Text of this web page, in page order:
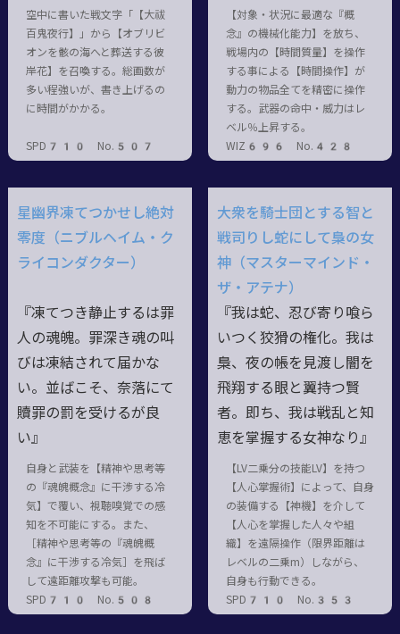
空中に書いた戦文字「【大祓
百鬼夜行】」から【オブリビ
オンを骸の海へと葬送する彼
岸花】を召喚する。総画数が
多い程強いが、書き上げるの
に時間がかかる。
SPD710 No.507
【対象・状況に最適な『概
念』の機械化能力】を放ち、
戦場内の【時間質量】を操作
する事による【時間操作】が
動力の物品全てを精密に操作
する。武器の命中・威力はレ
ベル％上昇する。
WIZ696 No.428
星幽界凍てつかせし絶対
零度（ニブルヘイム・ク
ライコンダクター）
『凍てつき静止するは罪
人の魂魄。罪深き魂の叫
びは凍結されて届かな
い。並ばこそ、奈落にて
贖罪の罰を受けるが良
い』
自身と武装を【精神や思考等
の『魂魄概念』に干渉する冷
気】で覆い、視聴嗅覚での感
知を不可能にする。また、
［精神や思考等の『魂魄概
念』に干渉する冷気］を飛ば
して遠距離攻撃も可能。
SPD710 No.508
大衆を騎士団とする智と
戦司りし蛇にして梟の女
神（マスターマインド・
ザ・アテナ）
『我は蛇、忍び寄り喰ら
いつく狡猾の権化。我は
梟、夜の帳を見渡し闇を
飛翔する眼と翼持つ賢
者。即ち、我は戦乱と知
恵を掌握する女神なり』
【LV二乗分の技能LV】を持つ
【人心掌握術】によって、自身
の装備する【神機】を介して
【人心を掌握した人々や組
織】を遠隔操作（限界距離は
レベルの二乗m）しながら、
自身も行動できる。
SPD710 No.353